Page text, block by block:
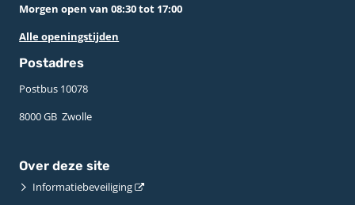
Morgen open van 08:30 tot 17:00
Alle openingstijden
Postadres
Postbus 10078 ­
8000 GB ­ Zwolle
Over deze site
Informatiebeveiliging